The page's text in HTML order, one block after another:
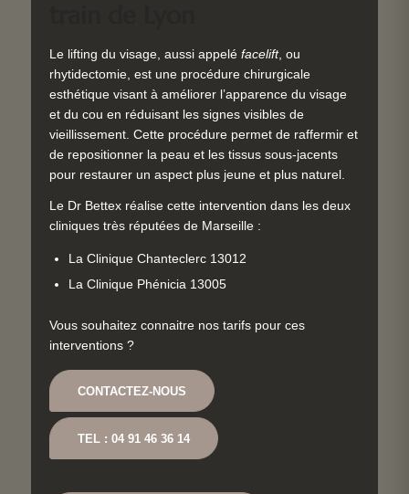
Le lifting du visage, aussi appelé facelift, ou
rhytidectomie, est une procédure chirurgicale
esthétique visant à améliorer l’apparence du visage
et du cou en réduisant les signes visibles de
vieillissement. Cette procédure permet de raffermir et
de repositionner la peau et les tissus sous-jacents
pour restaurer un aspect plus jeune et plus naturel.
Le Dr Bettex réalise cette intervention dans les deux
cliniques très réputées de Marseille :
La Clinique Chanteclerc 13012
La Clinique Phénicia 13005
Vous souhaitez connaitre nos tarifs pour ces
interventions ?
CONTACTEZ-NOUS
TEL : 04 91 46 36 14